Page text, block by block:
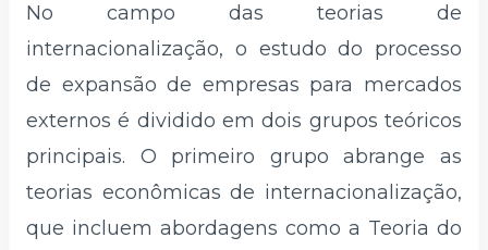
No campo das teorias de
internacionalização, o estudo do processo
de expansão de empresas para mercados
externos é dividido em dois grupos teóricos
principais. O primeiro grupo abrange as
teorias econômicas de internacionalização,
que incluem abordagens como a Teoria do